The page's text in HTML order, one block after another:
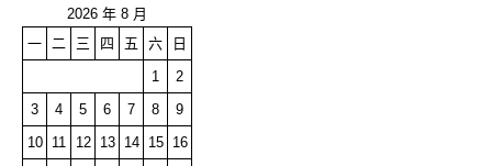
2026 年 8 月
一 二 三 四 五 六
日
1
2
3
4 5 6 7 8
9
10
11 12 13 14 15
16